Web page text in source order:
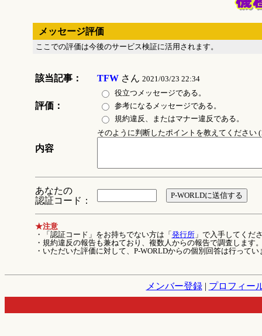
メッセージ評価
ここでの評価は今後のサービス検証に活用されます。
該当記事： TFWさん 2021/03/23 22:34
評価：
役立つメッセージである。
参考になるメッセージである。
規約違反、またはマナー違反である。
内容
そのように判断したポイントを教えてください
あなたの
認証コード：
★注意
・「認証コード」をお持ちでない方は「 発行所」で入手してくだ
・規約違反の報告も兼ねており、複数人からの報告で調査します
・いただいた評価に対して、P-WORLDからの個別回答は行ってい
メンバー登録| プロフィー